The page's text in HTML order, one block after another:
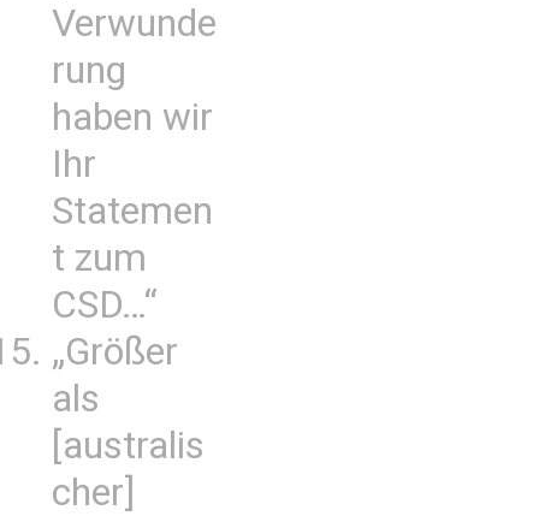
Verwunde
rung
haben wir
Ihr
Statemen
t zum
CSD…“
„Größer
als
[australis
cher]